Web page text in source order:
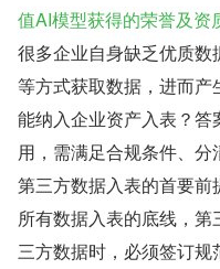
值AI模型获得的荣誉及资
很多企业自身缺乏优质
等方式获取数据，进而
能纳入企业资产入表？
用，需满足合规条件、分
第三方数据入表的首要前
所有数据入表的底线，
三方数据时，必须签订